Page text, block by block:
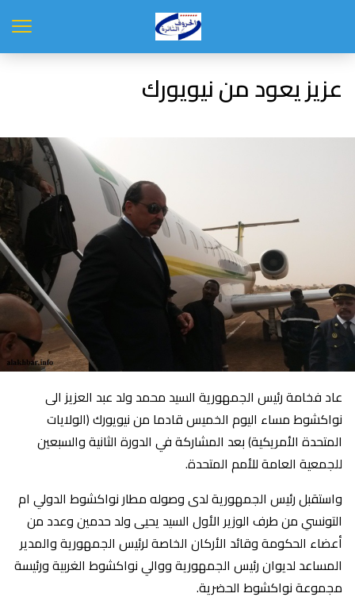
عزيز يعود من نيويورك
عاد فخامة رئيس الجمهورية السيد محمد ولد عبد العزيز الى
نواكشوط مساء اليوم الخميس قادما من نيويورك (الولايات
المتحدة الأمريكية) بعد المشاركة في الدورة الثانية والسبعين
للجمعية العامة للأمم المتحدة.
واستقبل رئيس الجمهورية لدى وصوله مطار نواكشوط الدولي ام
التونسي من طرف الوزير الأول السيد يحيى ولد حدمين وعدد من
أعضاء الحكومة وقائد الأركان الخاصة لرئيس الجمهورية والمدير
المساعد لديوان رئيس الجمهورية ووالي نواكشوط الغربية ورئيسة
مجموعة نواكشوط الحضرية.